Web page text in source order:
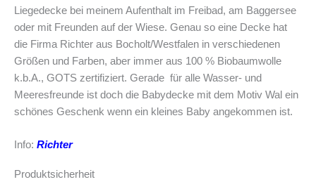
Liegedecke bei meinem Aufenthalt im Freibad, am Baggersee
oder mit Freunden auf der Wiese. Genau so eine Decke hat
die Firma Richter aus Bocholt/Westfalen in verschiedenen
Größen und Farben, aber immer aus 100 % Biobaumwolle
k.b.A., GOTS zertifiziert. Gerade für alle Wasser- und
Meeresfreunde ist doch die Babydecke mit dem Motiv Wal ein
schönes Geschenk wenn ein kleines Baby angekommen ist.
Info: Richter
Produktsicherheit